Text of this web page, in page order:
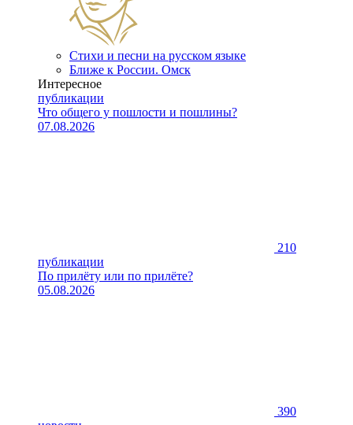
Стихи и песни на русском языке
Ближе к России. Омск
Интересное
публикации
Что общего у пошлости и пошлины?
07.08.2026
210
публикации
По прилёту или по прилёте?
05.08.2026
390